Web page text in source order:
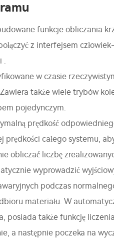
funkcje obliczania
z interfejsem
.
w czasie
także wiele trybów
pojedynczym.
prędkość
całego systemu,
obliczać liczbę
wyprowadzić
podczas
materiału. W
także funkcję
a następnie poczeka na